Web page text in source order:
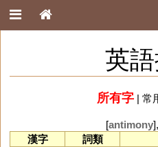
英
所有字| 常
[antimony
漢字
詞類